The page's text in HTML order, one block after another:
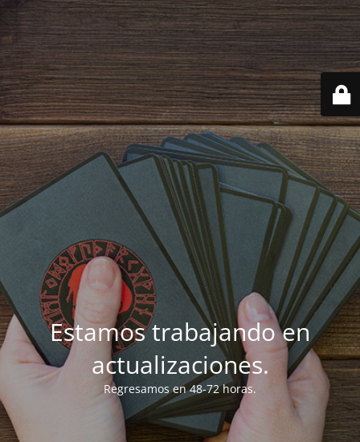
Estamos trabajando en
actualizaciones.
Regresamos en 48-72 horas.